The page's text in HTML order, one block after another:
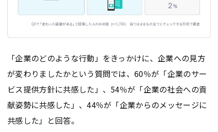
「企業のどのような行動」をきっかけに、企業への見方
が変わりましたかという質問では、60％が「企業のサー
ビス提供方針に共感した」、54％が「企業の社会への貢
献姿勢に共感した」、44％が「企業からのメッセージに
共感した」と回答。